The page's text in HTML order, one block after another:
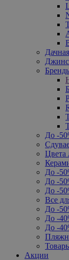
До -
Цвета
До -
До -
До -
Все
До -
До -
До -
Акции